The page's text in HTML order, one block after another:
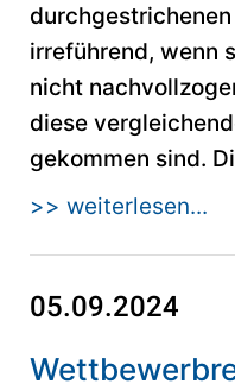
irreführend, wenn
nicht
diese
gekommen sind.
>> weiterlesen...
05.09.2024